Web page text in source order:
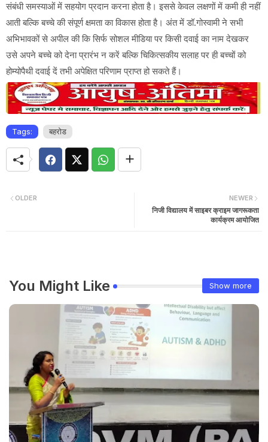
संबंधी समस्याओं में सहयोग प्रदान करना होता है। इससे केवल लक्षणों में कमी ही नहीं
आती बल्कि बच्चे की संपूर्ण क्षमता का विकास होता है। अंत में डॉ.गोस्वामी ने सभी
अभिभावकों से अपील की कि सिर्फ सोशल मीडिया पर किसी दवाई का नाम देखकर
उसे अपने बच्चे को देना प्रारंभ न करें बल्कि चिकित्सकीय सलाह पर ही बच्चों को
होम्योपैथी दवाई दें तभी अपेक्षित परिणाम प्राप्त हो सकते हैं।
Tags: बहरोड
NEWER
निजी विद्यालय में साइबर क्राइम जागरूकता
कार्यक्रम आयोजित
OLDER
You Might Like Show more